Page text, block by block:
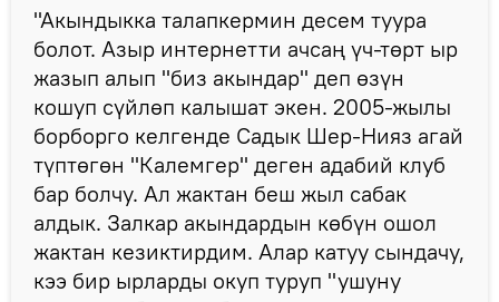
"Акындыкка талапкермин десем туура
болот. Азыр интернетти ачсаң үч-төрт ыр
жазып алып "биз акындар" деп өзүн
кошуп сүйлөп калышат экен. 2005-жылы
борборго келгенде Садык Шер-Нияз агай
түптөгөн "Калемгер" деген адабий клуб
бар болчу. Ал жактан беш жыл сабак
алдык. Залкар акындардын көбүн ошол
жактан кезиктирдим. Алар катуу сындачу,
кээ бир ырларды окуп туруп "ушуну